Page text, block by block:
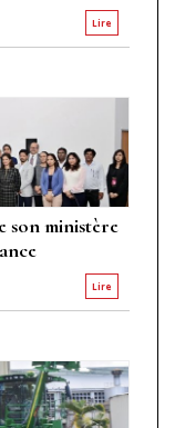
Lire
son ministère
Lire